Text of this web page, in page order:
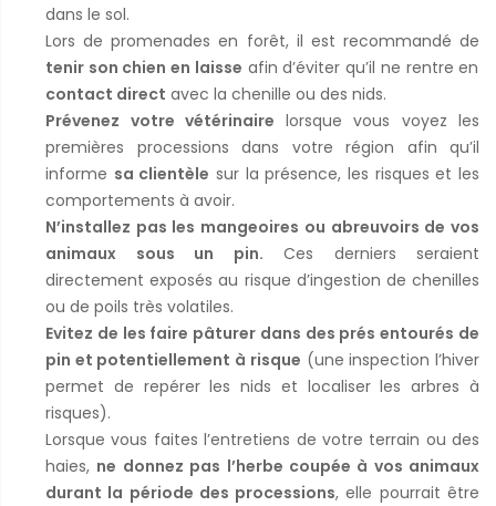
dans le sol.
Lors de promenades en forêt, il est recommandé de
tenir son chien en laisse afin d’éviter qu’il ne rentre en
contact direct avec la chenille ou des nids.
Prévenez votre vétérinaire lorsque vous voyez les
premières processions dans votre région afin qu’il
informe sa clientèle sur la présence, les risques et les
comportements à avoir.
N’installez pas les mangeoires ou abreuvoirs de vos
animaux sous un pin. Ces derniers seraient
directement exposés au risque d’ingestion de chenilles
ou de poils très volatiles.
Evitez de les faire pâturer dans des prés entourés de
pin et potentiellement à risque (une inspection l’hiver
permet de repérer les nids et localiser les arbres à
risques).
Lorsque vous faites l’entretiens de votre terrain ou des
haies, ne donnez pas l’herbe coupée à vos animaux
durant la période des processions, elle pourrait être